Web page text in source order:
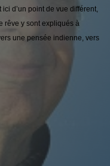
d’un point de vue différent,
rêve y sont expliqués à
une pensée indienne, vers